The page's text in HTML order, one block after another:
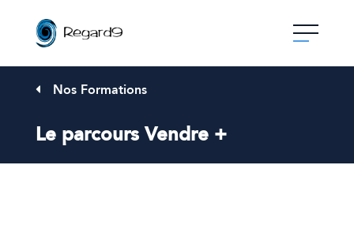
Nos Formations
Le parcours Vendre +